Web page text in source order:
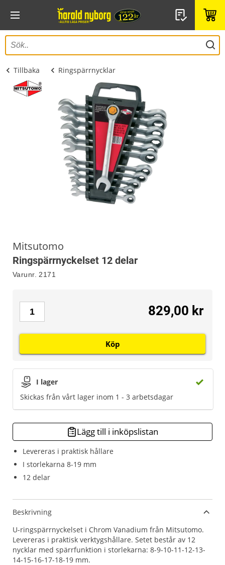
Tillbaka Ringspärrnycklar
Mitsutomo
Ringspärrnyckelset 12 delar
Varunr. 2171
Levereras i praktisk hållare
I storlekarna 8-19 mm
12 delar
I lager
Skickas från vårt lager inom 1 - 3 arbetsdagar
829,00 kr
Köp
Lägg till i inköpslistan
Beskrivning
U-ringspärrnyckelset i Chrom Vanadium från Mitsutomo.
Levereras i praktisk verktygshållare. Setet består av 12
nycklar med spärrfunktion i storlekarna: 8-9-10-11-12-13-
14-15-16-17-18-19 mm.